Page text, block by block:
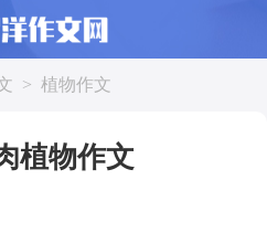
> 植物作文
植物作文